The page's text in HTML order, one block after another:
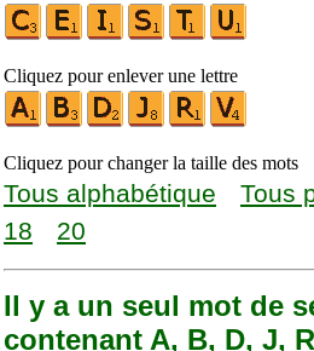
Cliquez pour enlever une lettre
Cliquez pour changer la taille des mots
Tous alphabétique Tous
18
20
Il y a un seul mot de
contenant A, B, D, J,